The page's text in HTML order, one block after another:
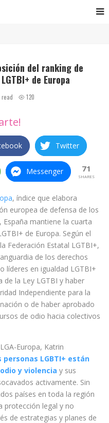
del ranking de
de Europa
120
Twitter
Messenger 71
SHARES
, índice que elabora
europea de defensa de los
mantiene la cuarta
de Europa. Según el
Federación Estatal LGTBI+,
de los derechos
líderes en igualdad LGTBI+
de la Ley LGTBI y haber
Independiente para la
o de haber aprobado
de odio hacia colectivos
Europa, Katrin
personas LGBTI+ están
y violencia y sus
activamente. Sin
países en toda la región
protección legal y no
de estrategias y planes de